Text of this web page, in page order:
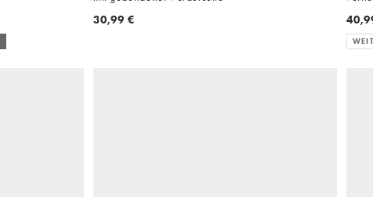
30,99 €